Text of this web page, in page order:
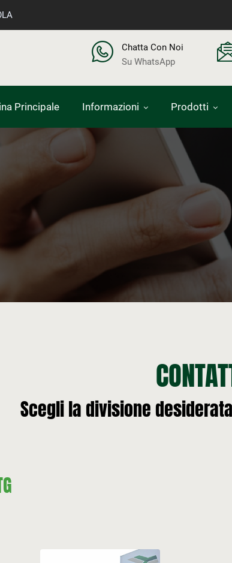
Chatta Con Noi
Su WhatsApp
Principale Informazioni Prodotti
Scegli la divisione